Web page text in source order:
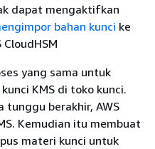
dapat mengaktifkan
bahan kunci ke
yang sama untuk
kunci KMS di toko kunci.
tunggu berakhir, AWS
Kemudian itu membuat
materi kunci untuk